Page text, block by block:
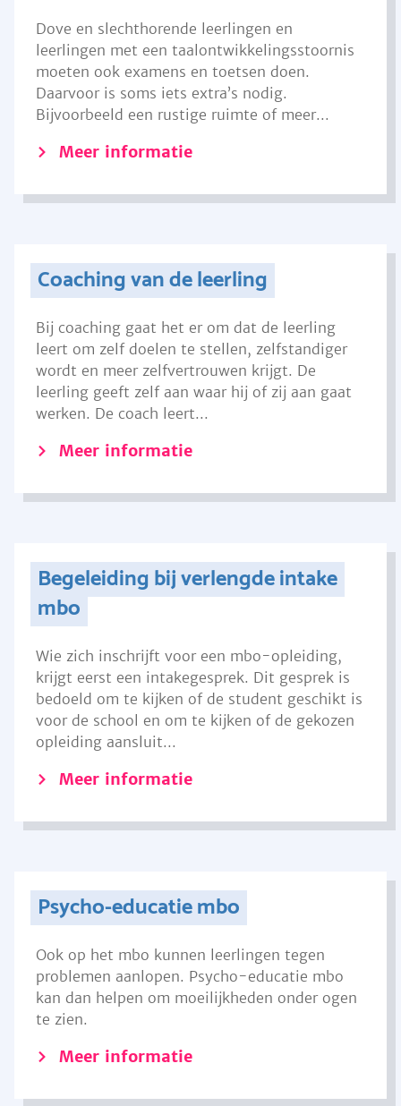
Dove en slechthorende leerlingen en
leerlingen met een taalontwikkelingsstoornis
moeten ook examens en toetsen doen.
Daarvoor is soms iets extra’s nodig.
Bijvoorbeeld een rustige ruimte of meer...
Meer informatie
Coaching van de leerling
Bij coaching gaat het er om dat de leerling
leert om zelf doelen te stellen, zelfstandiger
wordt en meer zelfvertrouwen krijgt. De
leerling geeft zelf aan waar hij of zij aan gaat
werken. De coach leert...
Meer informatie
Begeleiding bij verlengde intake
mbo
Wie zich inschrijft voor een mbo-opleiding,
krijgt eerst een intakegesprek. Dit gesprek is
bedoeld om te kijken of de student geschikt is
voor de school en om te kijken of de gekozen
opleiding aansluit...
Meer informatie
Psycho-educatie mbo
Ook op het mbo kunnen leerlingen tegen
problemen aanlopen. Psycho-educatie mbo
kan dan helpen om moeilijkheden onder ogen
te zien.
Meer informatie